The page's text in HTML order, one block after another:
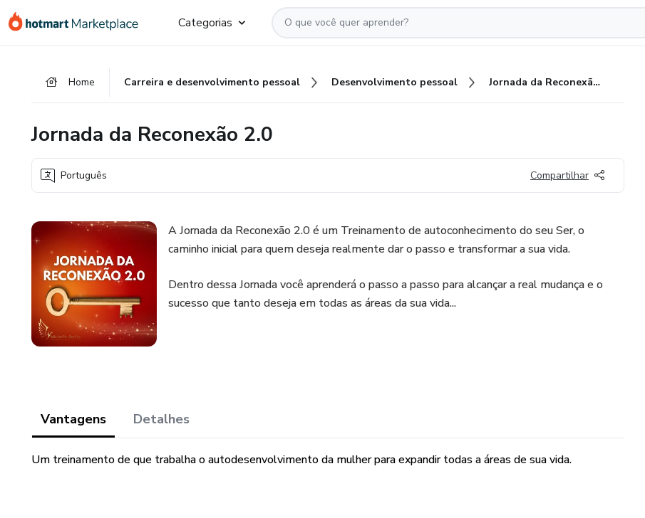
para
para
para
Categorias
Home Carreira e desenvolvimento pessoal Desenvolvimento pessoal Jornada da Reconexão 2.0
Jornada da Reconexão 2.0
Português Compartilhar
A Jornada da Reconexão 2.0 é um Treinamento de autoconhecimento do seu Ser, o
caminho inicial para quem deseja realmente dar o passo e transformar a sua vida.
Dentro dessa Jornada você aprenderá o passo a passo para alcançar a real mudança e o
sucesso que tanto deseja em todas as áreas da sua vida...
Vantagens Detalhes
Um treinamento de que trabalha o autodesenvolvimento da mulher para expandir todas a áreas de sua vida.